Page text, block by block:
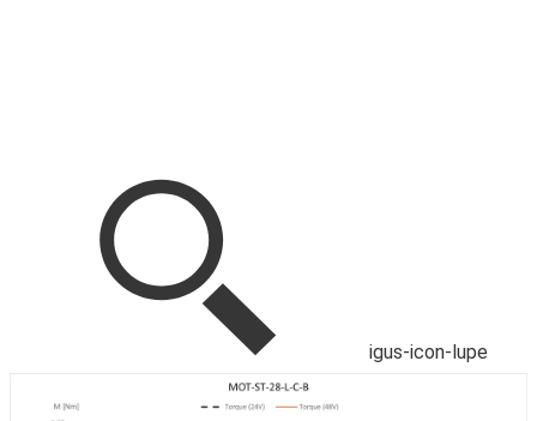
igus-icon-lupe